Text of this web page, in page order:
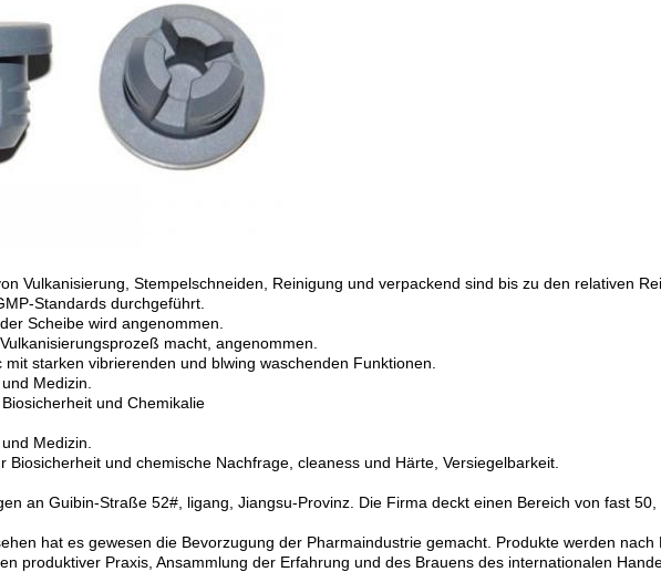
Vulkanisierung, Stempelschneiden, Reinigung und verpackend sind bis zu den relativen
Standards durchgeführt.
Scheibe wird angenommen.
macht, angenommen.
starken vibrierenden und blwing waschenden Funktionen.
Medizin.
und Chemikalie
Medizin.
und chemische Nachfrage, cleaness und Härte, Versiegelbarkeit.
an Guibin-Straße 52#, ligang, Jiangsu-Provinz. Die Firma deckt einen Bereich von fast
hat es gewesen die Bevorzugung der Pharmaindustrie gemacht. Produkte werden nach
produktiver Praxis, Ansammlung der Erfahrung und des Brauens des internationalen